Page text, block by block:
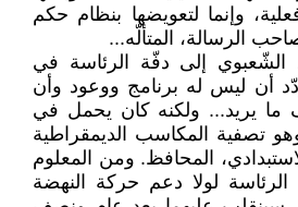
وإنما لتعويضها بنظام حكم
الرسالة، المتألّه...
إلى دفّة الرئاسة في
2019 وهو يردّد أن ليس له برنامج ووعود وأن
ما يريد... ولكنه كان يحمل في
تصفية المكاسب الديمقراطية
المحافظ. ومن المعلوم
لولا دعم حركة النهضة